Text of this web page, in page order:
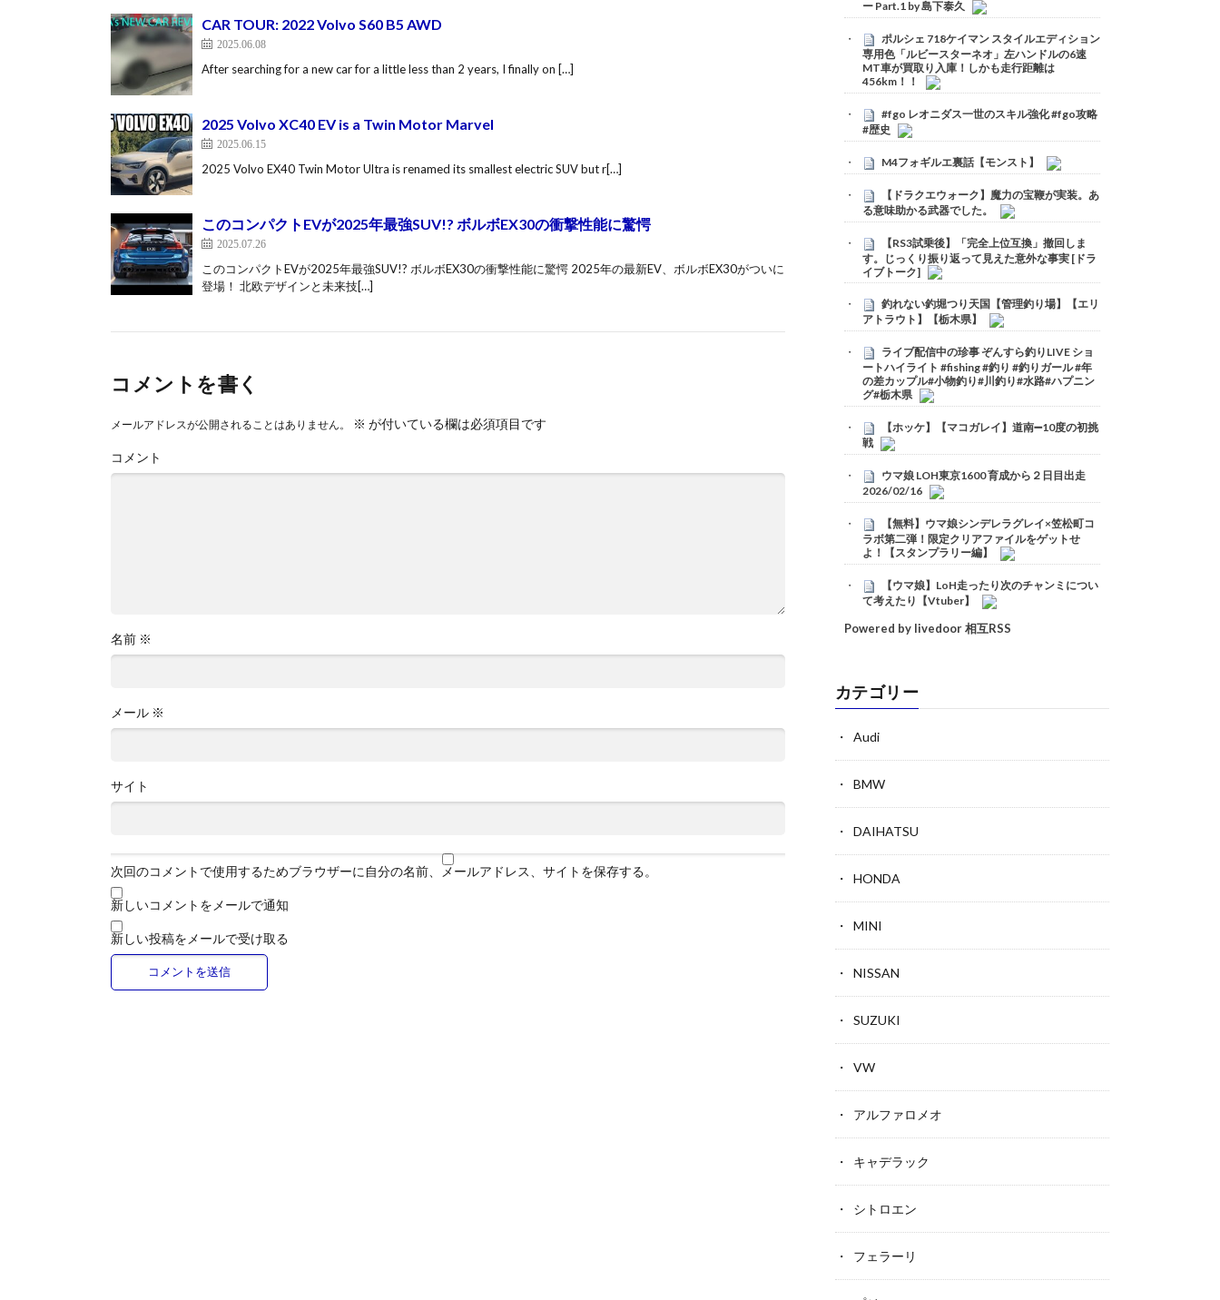
CAR TOUR: 2022 Volvo S60 B5 AWD
2025.06.08
After searching for a new car for a little less than 2 years, I finally on […]
2025 Volvo XC40 EV is a Twin Motor Marvel
2025.06.15
2025 Volvo EX40 Twin Motor Ultra is renamed its smallest electric SUV but r[…]
このコンパクトEVが2025年最強SUV!? ボルボEX30の衝撃性能に驚愕
2025.07.26
このコンパクトEVが2025年最強SUV!? ボルボEX30の衝撃性能に驚愕 2025年の最新EV、ボルボEX30がついに
登場！ 北欧デザインと未来技[…]
コメントを書く
メールアドレスが公開されることはありません。 ※ が付いている欄は必須項目です
コメント
名前 ※
メール ※
サイト
次回のコメントで使用するためブラウザーに自分の名前、メールアドレス、サイトを保存する。
新しいコメントをメールで通知
新しい投稿をメールで受け取る
ー Part.1 by 島下泰久
ポルシェ 718ケイマン スタイルエディション
専用色「ルビースターネオ」左ハンドルの6速
MT車が買取り入庫！しかも走行距離は
456km！！
#fgo レオニダス一世のスキル強化 #fgo攻略
#歴史
M4フォギルエ裏話【モンスト】
【ドラクエウォーク】魔力の宝鞭が実装。あ
る意味助かる武器でした。
【RS3試乗後】「完全上位互換」撤回しま
す。じっくり振り返って見えた意外な事実 [ドラ
イブトーク]
釣れない釣堀つり天国【管理釣り場】【エリ
アトラウト】【栃木県】
ライブ配信中の珍事 ぞんすら釣りLIVE ショ
ートハイライト #fishing #釣り #釣りガール #年
の差カップル#小物釣り#川釣り#水路#ハプニン
グ#栃木県
【ホッケ】【マコガレイ】道南➖10度の初挑
戦
ウマ娘 LOH東京1600 育成から２日目出走
2026/02/16
【無料】ウマ娘シンデレラグレイ×笠松町コ
ラボ第二弾！限定クリアファイルをゲットせ
よ！【スタンプラリー編】
【ウマ娘】LoH走ったり次のチャンミについ
て考えたり【Vtuber】
Powered by livedoor 相互RSS
カテゴリー
Audi
BMW
DAIHATSU
HONDA
MINI
NISSAN
SUZUKI
VW
アルファロメオ
キャデラック
シトロエン
フェラーリ